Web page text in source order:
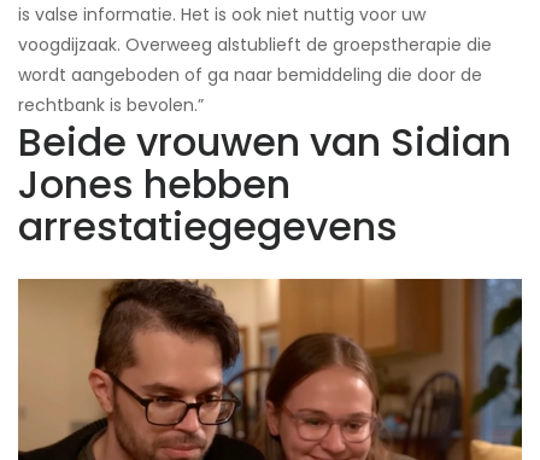
is valse informatie. Het is ook niet nuttig voor uw
voogdijzaak. Overweeg alstublieft de groepstherapie die
wordt aangeboden of ga naar bemiddeling die door de
rechtbank is bevolen.”
Beide vrouwen van Sidian
Jones hebben
arrestatiegegevens